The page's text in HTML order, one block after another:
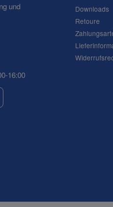
und
16:00
Downloads
Retoure